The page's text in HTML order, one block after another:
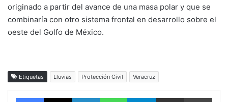
originado a partir del avance de una masa polar y que se
combinaría con otro sistema frontal en desarrollo sobre el
oeste del Golfo de México.
Etiquetas Lluvias Protección Civil Veracruz
FacebookX LinkedInWhatsAppTelegramvía email